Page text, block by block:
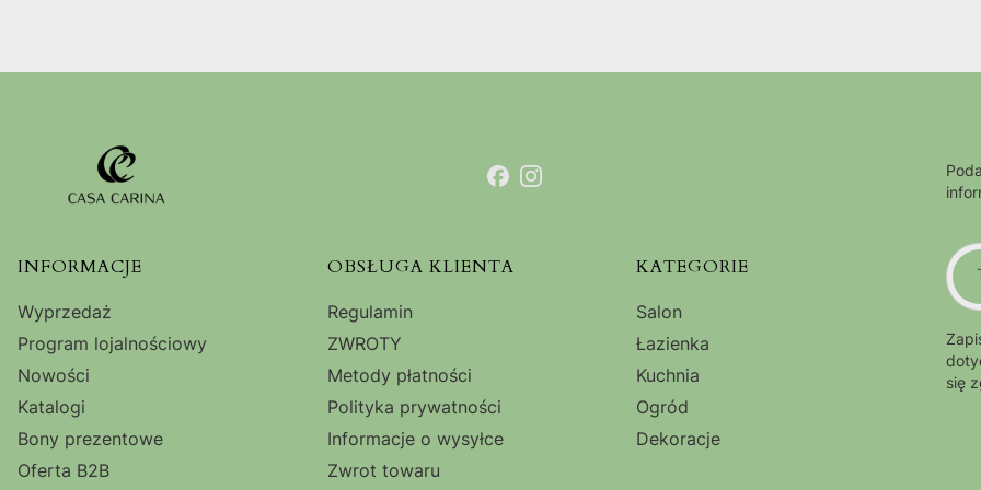
Linki w stopce
INFORMACJE
Wyprzedaż
Program lojalnościowy
Nowości
Katalogi
Bony prezentowe
Oferta B2B
OBSŁUGA KLIENTA
Regulamin
ZWROTY
Metody płatności
Polityka prywatności
Informacje o wysyłce
Zwrot towaru
KATEGORIE
Salon
Łazienka
Kuchnia
Ogród
Dekoracje
się